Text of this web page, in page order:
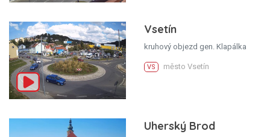
Vsetín
kruhový objezd gen. Klapálka
VS město Vsetín
Uherský Brod